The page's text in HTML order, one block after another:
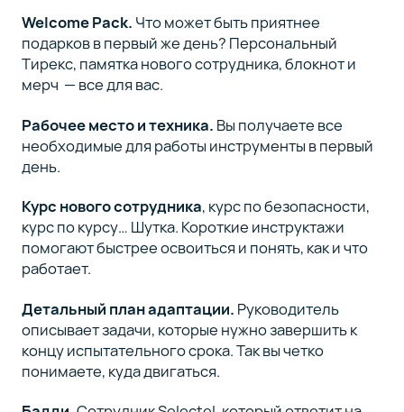
Welcome Pack. Что может быть приятнее
подарков в первый же день? Персональный
Тирекс, памятка нового сотрудника, блокнот и
мерч — все для вас.
Рабочее место и техника. Вы получаете все
необходимые для работы инструменты в первый
день.
Курс нового сотрудника, курс по безопасности,
курс по курсу… Шутка. Короткие инструктажи
помогают быстрее освоиться и понять, как и что
работает.
Детальный план адаптации. Руководитель
описывает задачи, которые нужно завершить к
концу испытательного срока. Так вы четко
понимаете, куда двигаться.